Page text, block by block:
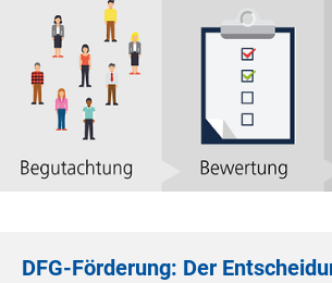
DFG-Förderung: Der